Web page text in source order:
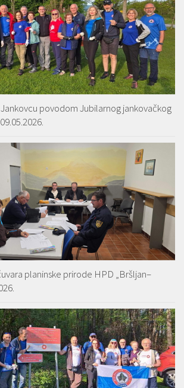
povodom Jubilarnog jankovačkog
planinske prirode HPD „Bršljan–